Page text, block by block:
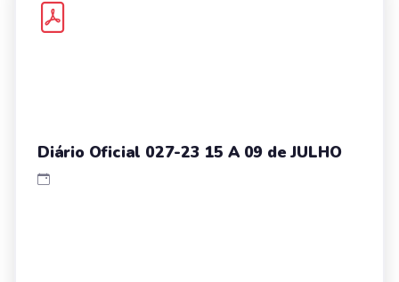
Diário Oficial 027-23 15 A 09 de JULHO